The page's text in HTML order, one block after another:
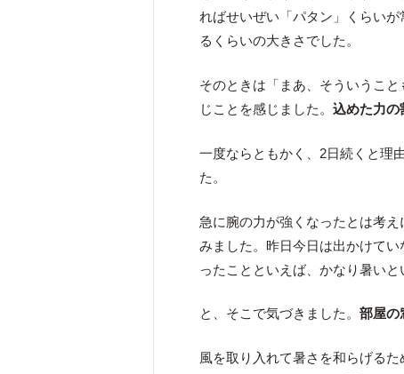
ればせいぜい「パタン」くらい
るくらいの大きさでした。
そのときは「まあ、そういうこ
じことを感じました。込めた力の
一度ならともかく、2日続くと理
た。
急に腕の力が強くなったとは考
みました。昨日今日は出かけて
ったことといえば、かなり暑い
と、そこで気づきました。部屋の
風を取り入れて暑さを和らげる